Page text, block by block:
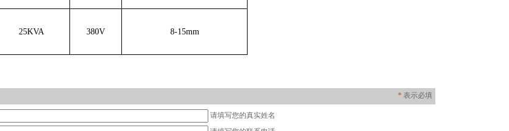
25KVA 380V 8-15mm
* 表示必填
请填写您的真实姓名